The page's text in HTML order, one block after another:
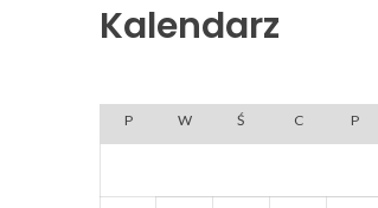
Kalendarz
P W Ś C P